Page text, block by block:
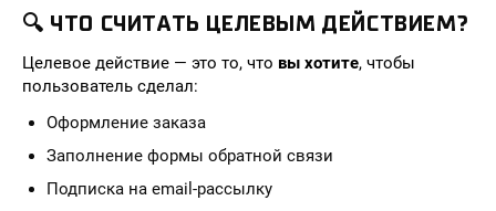
🔍 ЧТО СЧИТАТЬ ЦЕЛЕВЫМ ДЕЙСТВИЕМ?
Целевое действие — это то, что вы хотите, чтобы
пользователь сделал:
Оформление заказа
Заполнение формы обратной связи
Подписка на email-рассылку